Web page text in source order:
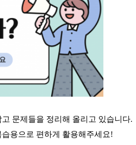
문제들을 정리해 올리고 있습니다.
습용으로 편하게 활용해주세요!